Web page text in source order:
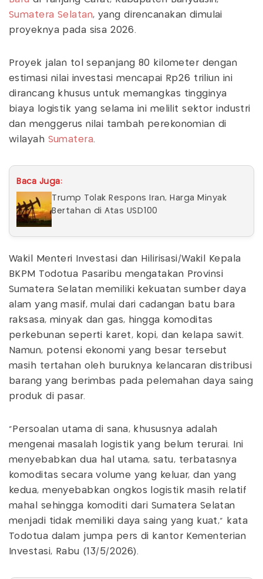
Sumatera Selatan, yang direncanakan dimulai
proyeknya pada sisa 2026.
Proyek jalan tol sepanjang 80 kilometer dengan
estimasi nilai investasi mencapai Rp26 triliun ini
dirancang khusus untuk memangkas tingginya
biaya logistik yang selama ini melilit sektor industri
dan menggerus nilai tambah perekonomian di
wilayah Sumatera.
Baca Juga:
Trump Tolak Respons Iran, Harga Minyak
Bertahan di Atas USD100
Wakil Menteri Investasi dan Hilirisasi/Wakil Kepala
BKPM Todotua Pasaribu mengatakan Provinsi
Sumatera Selatan memiliki kekuatan sumber daya
alam yang masif, mulai dari cadangan batu bara
raksasa, minyak dan gas, hingga komoditas
perkebunan seperti karet, kopi, dan kelapa sawit.
Namun, potensi ekonomi yang besar tersebut
masih tertahan oleh buruknya kelancaran distribusi
barang yang berimbas pada pelemahan daya saing
produk di pasar.
"Persoalan utama di sana, khususnya adalah
mengenai masalah logistik yang belum terurai. Ini
menyebabkan dua hal utama, satu, terbatasnya
komoditas secara volume yang keluar, dan yang
kedua, menyebabkan ongkos logistik masih relatif
mahal sehingga komoditi dari Sumatera Selatan
menjadi tidak memiliki daya saing yang kuat," kata
Todotua dalam jumpa pers di kantor Kementerian
Investasi, Rabu (13/5/2026).